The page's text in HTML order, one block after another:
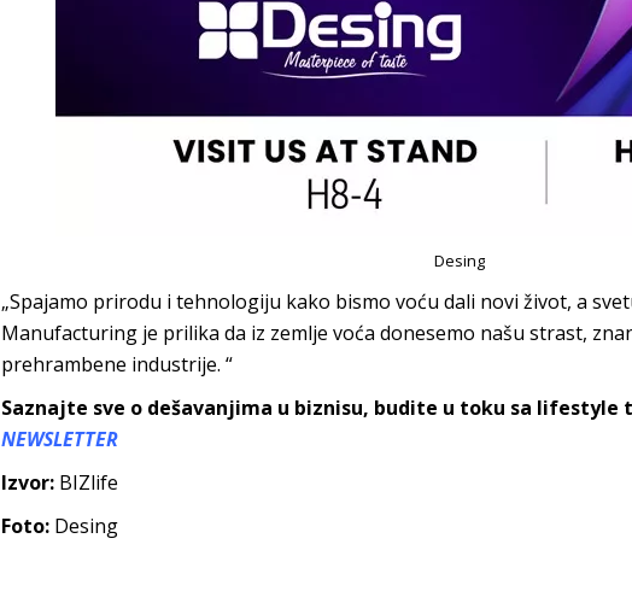
Desing
„Spajamo prirodu i tehnologiju kako bismo voću dali novi život, a
Manufacturing je prilika da iz zemlje voća donesemo našu strast,
prehrambene industrije. “
Saznajte sve o dešavanjima u biznisu, budite u toku sa lifestyle
NEWSLETTER
Izvor: BIZlife
Foto: Desing